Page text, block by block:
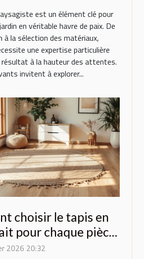
extérieur ?est un élément clé pour
en véritable havre de paix. De
à la sélection des matériaux,
une expertise particulière
à la hauteur des attentes.
invitent à explorer...
choisir le tapis en
pour chaque pièce
la maison ?
2026 20:32